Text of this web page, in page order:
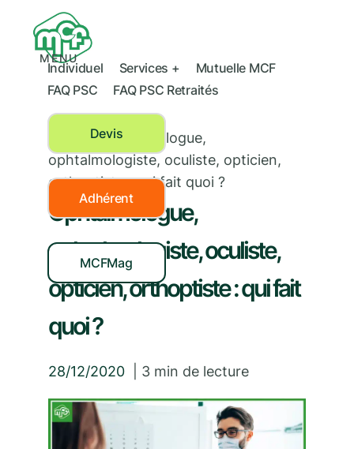
MENU
Individuel Services +
Mutuelle MCF
FAQ PSC
FAQ PSC Retraités
Devis
Adhérent
MCFMag
›Ophtalmologue,
ophtalmologiste, oculiste, opticien,
orthoptiste : qui fait quoi ?
Ophtalmologue,
ophtalmologiste, oculiste,
opticien, orthoptiste : qui fait
quoi ?
28/12/2020 3 min de lecture